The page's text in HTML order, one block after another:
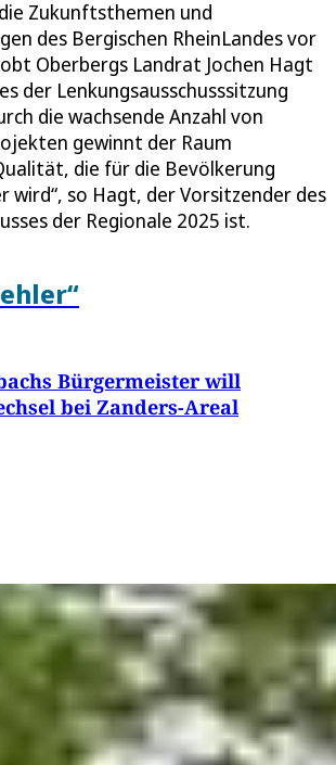
Zukunftsthemen und
des Bergischen RheinLandes vor
Oberbergs Landrat Jochen Hagt
der Lenkungsausschusssitzung
die wachsende Anzahl von
gewinnt der Raum
die für die Bevölkerung
wird“, so Hagt, der Vorsitzender des
der Regionale 2025 ist.
Bürgermeister will
bei Zanders-Areal